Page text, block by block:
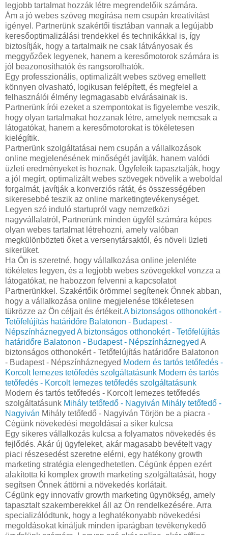
legjobb tartalmat hozzák létre megrendelőik számára.
Ám a jó webes szöveg megírása nem csupán kreativitást
igényel. Partnerünk szakértői tisztában vannak a legújabb
keresőoptimalizálási trendekkel és technikákkal is, így
biztosítják, hogy a tartalmaik ne csak látványosak és
meggyőzőek legyenek, hanem a keresőmotorok számára is
jól beazonosíthatók és rangsorolhatók.
Egy professzionális, optimalizált webes szöveg emellett
könnyen olvasható, logikusan felépített, és megfelel a
felhasználói élmény legmagasabb elvárásainak is.
Partnerünk írói ezeket a szempontokat is figyelembe veszik,
hogy olyan tartalmakat hozzanak létre, amelyek nemcsak a
látogatókat, hanem a keresőmotorokat is tökéletesen
kielégítik.
Partnerünk szolgáltatásai nem csupán a vállalkozások
online megjelenésének minőségét javítják, hanem valódi
üzleti eredményeket is hoznak. Ügyfeleik tapasztalják, hogy
a jól megírt, optimalizált webes szövegek növelik a weboldal
forgalmát, javítják a konverziós rátát, és összességében
sikeresebbé teszik az online marketingtevékenységet.
Legyen szó induló startupról vagy nemzetközi
nagyvállalatról, Partnerünk minden ügyfél számára képes
olyan webes tartalmat létrehozni, amely valóban
megkülönbözteti őket a versenytársaktól, és növeli üzleti
sikerüket.
Ha Ön is szeretné, hogy vállalkozása online jelenléte
tökéletes legyen, és a legjobb webes szövegekkel vonzza a
látogatókat, ne habozzon felvenni a kapcsolatot
Partnerünkkel. Szakértőik örömmel segítenek Önnek abban,
hogy a vállalkozása online megjelenése tökéletesen
tükrözze az Ön céljait és értékeit.A biztonságos otthonokért -
Tetőfelújítás határidőre Balatonon - Budapest -
Népszínháznegyed A biztonságos otthonokért - Tetőfelújítás
határidőre Balatonon - Budapest - Népszínháznegyed A
biztonságos otthonokért - Tetőfelújítás határidőre Balatonon
- Budapest - Népszínháznegyed Modern és tartós tetőfedés -
Korcolt lemezes tetőfedés szolgáltatásunk Modern és tartós
tetőfedés - Korcolt lemezes tetőfedés szolgáltatásunk
Modern és tartós tetőfedés - Korcolt lemezes tetőfedés
szolgáltatásunk Mihály tetőfedő - Nagyiván Mihály tetőfedő -
Nagyiván Mihály tetőfedő - Nagyiván Törjön be a piacra -
Cégünk növekedési megoldásai a siker kulcsa
Egy sikeres vállalkozás kulcsa a folyamatos növekedés és
fejlődés. Akár új ügyfeleket, akár magasabb bevételt vagy
piaci részesedést szeretne elérni, egy hatékony growth
marketing stratégia elengedhetetlen. Cégünk éppen ezért
alakította ki komplex growth marketing szolgáltatását, hogy
segítsen Önnek áttörni a növekedés korlátait.
Cégünk egy innovatív growth marketing ügynökség, amely
tapasztalt szakemberekkel áll az Ön rendelkezésére. Arra
specializálódtunk, hogy a leghatékonyabb növekedési
megoldásokat kínáljuk minden iparágban tevékenykedő